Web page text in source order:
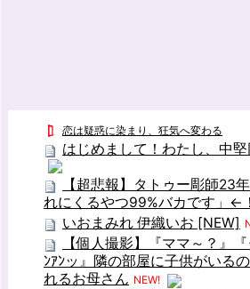
恋は疑惑に染まり、狂気へ変わる
はじめまして！わたし、中
【超悲報】タトゥー彫師23
れにくるやつ99%バカです」←
いおまみれ 伊織いお [NEW]
【個人撮影】『ママ～？』
ﾝｱﾝッ』隣の部屋に子供がいる
れるお母さん NEW!